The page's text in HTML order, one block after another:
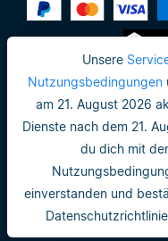
Unsere
Nutzungsbedingungen
am 21. August 2026
Dienste nach dem 21.
du dich mit
einverstanden und
Do not sell